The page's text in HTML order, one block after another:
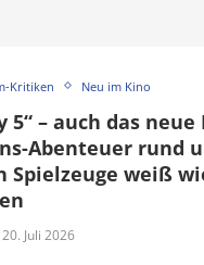
Kritiken Neu im Kino
5“ – auch das neue
Abenteuer rund
Spielzeuge weiß
20. Juli 2026